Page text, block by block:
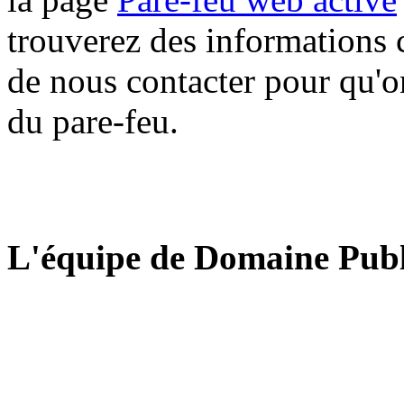
trouverez des informations
de nous contacter pour
du pare-feu.
L'équipe de Domaine